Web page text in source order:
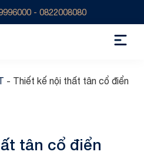
- 0822008080
- Thiết kế nội thất tân cổ điển
tân cổ điển